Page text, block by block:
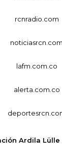
rcnradio.com
noticiasrcn.com
lafm.com.co
alerta.com.co
Ardila Lülle